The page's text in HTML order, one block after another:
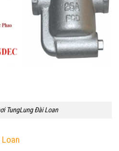
TungLung Đài Loan